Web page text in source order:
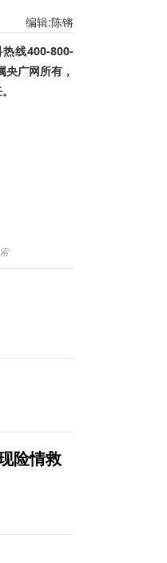
编辑:陈锵
线400-800-
广网所有，
险情救